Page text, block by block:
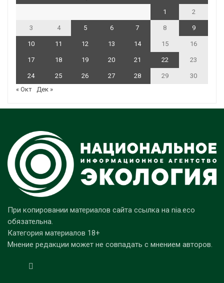
1 2
3 4 5 6 7 8 9
10 11 12 13 14 15 16
17 18 19 20 21 22 23
24 25 26 27 28 29
30
« Окт
Дек »
При копировании материалов сайта ссылка на nia.eco
обязательна.
Категория материалов 18+
Мнение редакции может не совпадать с мнением авторов.